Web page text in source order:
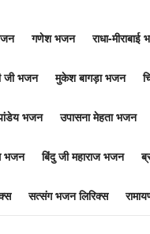
गणेश भजन राधा-
जी भजन मुकेश बागड़ा भजन
भजन उपासना मेहता भजन
भजन बिंदु जी महाराज भजन
सत्संग भजन लिरिक्स